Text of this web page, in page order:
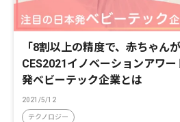
「8割以上の精度で、赤ちゃん
CES2021イノベーションアワ
発ベビーテック企業とは
2021/5/12
テクノロジー